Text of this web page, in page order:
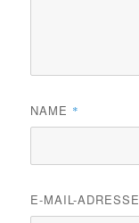
NAME *
E-MAIL-ADRESSE